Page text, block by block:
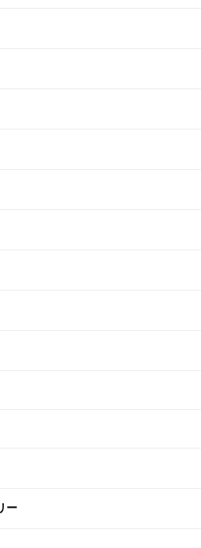
ー